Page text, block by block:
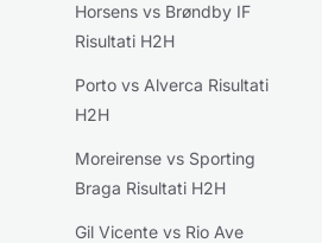
Horsens vs Brøndby IF
Risultati H2H
Porto vs Alverca Risultati
H2H
Moreirense vs Sporting
Braga Risultati H2H
Gil Vicente vs Rio Ave